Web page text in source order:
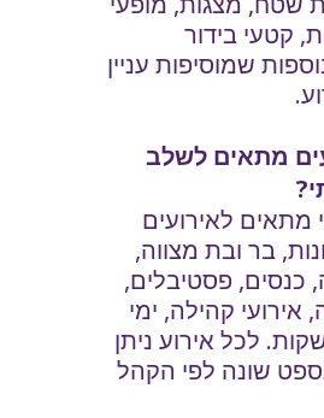
קטעי בידור
שמוסיפות עניין
מתאים לשלב
מתאים לאירועים
בר ובת מצווה,
כנסים, פסטיבלים,
אירועי קהילה, ימי
לכל אירוע ניתן
שונה לפי הקהל